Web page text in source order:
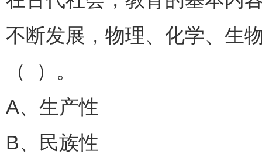
不断发展，物理、化学、生
（ ）。
A、生产性
B、民族性